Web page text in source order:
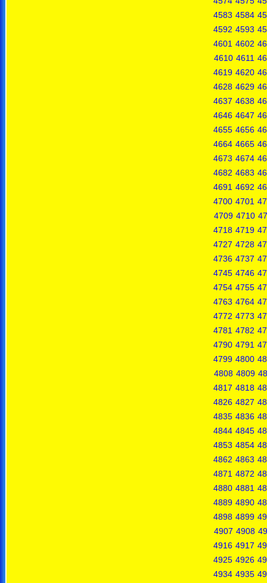
4583 4584
4592 4593
4601 4602
4610 4611
4619 4620
4628 4629
4637 4638
4646 4647
4655 4656
4664 4665
4673 4674
4682 4683
4691 4692
4700 4701
4709 4710
4718 4719
4727 4728
4736 4737
4745 4746
4754 4755
4763 4764
4772 4773
4781 4782
4790 4791
4799 4800
4808 4809
4817 4818
4826 4827
4835 4836
4844 4845
4853 4854
4862 4863
4871 4872
4880 4881
4889 4890
4898 4899
4907 4908
4916 4917
4925 4926
4934 4935